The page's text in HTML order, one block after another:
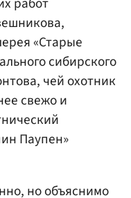
«Старые
сибирского
чей охотник
свежо и
Паупен»
но объяснимо